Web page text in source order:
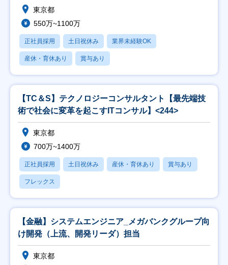
東京都
550万~1100万
正社員採用 土日祝休み 業界未経験OK
産休・育休あり 賞与あり
【TC＆S】テクノロジーコンサルタント【最先端技
術で社会に変革を起こすITコンサル】<244>
東京都
700万~1400万
正社員採用 土日祝休み 産休・育休あり 賞与あり
フレックス
【金融】システムエンジニア_メガバンクグループ向
け開発（上流、開発リーダ）担当
東京都